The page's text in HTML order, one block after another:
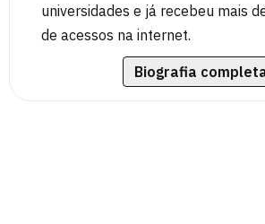
universidades e já recebeu mais
de acessos na internet.
Biografia